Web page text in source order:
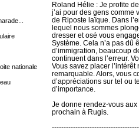
nationale
Roland Hélie : Je profite
j’ai pour des gens comme
de Riposte laïque. Dans
lequel nous sommes
dresser et osé vous
Système. Cela n’a pas dû
d’immigration, beaucoup
continuent dans l’erreur.
Vous savez placer l’intérêt
remarquable. Alors, vous
d’appréciations sur tel ou
d’importance.
Je donne rendez-vous
prochain à Rugis.
-------------------------------------